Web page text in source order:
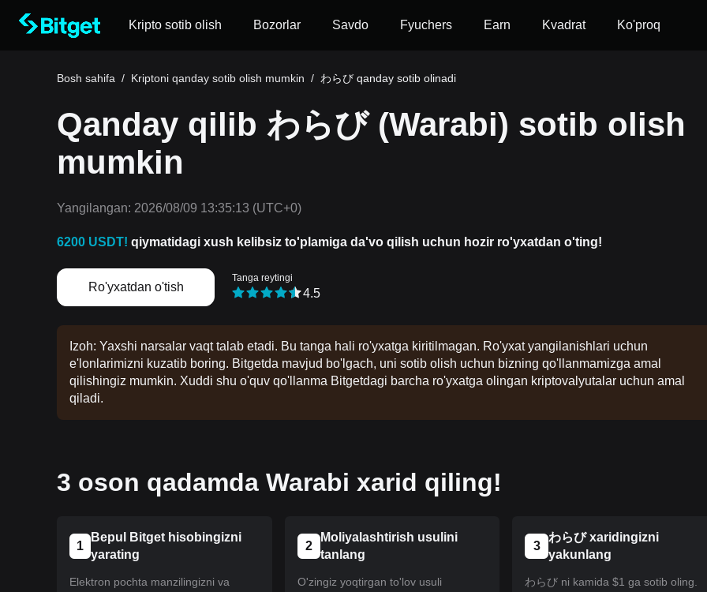
Kripto sotib olish Bozorlar Savdo Fyuchers Earn Kvadrat Ko'proq
Bosh sahifa / Kriptoni qanday sotib olish mumkin / わらび qanday sotib olinadi
Qanday qilib わらび (Warabi) sotib olish
mumkin
Yangilangan: 2026/08/09 13:35:13 (UTC+0)
6200 USDT! qiymatidagi xush kelibsiz to'plamiga da'vo qilish uchun hozir ro'yxatdan o'ting!
Ro'yxatdan o'tish
Tanga reytingi
4.5
Izoh: Yaxshi narsalar vaqt talab etadi. Bu tanga hali ro'yxatga kiritilmagan. Ro'yxat yangilanishlari uchun
e'lonlarimizni kuzatib boring. Bitgetda mavjud bo'lgach, uni sotib olish uchun bizning qo'llanmamizga amal
qilishingiz mumkin. Xuddi shu o'quv qo'llanma Bitgetdagi barcha ro'yxatga olingan kriptovalyutalar uchun amal
qiladi.
3 oson qadamda Warabi xarid qiling!
1
Bepul Bitget hisobingizni
yarating
Elektron pochta manzilingizni va
2
Moliyalashtirish usulini
tanlang
O'zingiz yoqtirgan to'lov usuli
3
わらび xaridingizni
yakunlang
わらび ni kamida $1 ga sotib oling.